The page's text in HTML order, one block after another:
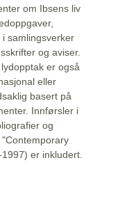
om Ibsens liv
samlingsverker
og aviser.
er også
eller
basert på
Innførsler i
og
er inkludert.